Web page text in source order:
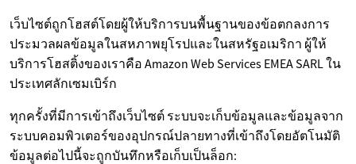
เว็บไซต์ถูกโฮสต์โดยผู้ให้บริการบนพื้นฐานของข้อตกลงการ
ประมวลผลข้อมูลในสหภาพยุโรปและในสหรัฐอเมริกา ผู้ให้
บริการโฮสติ้งของเราคือ Amazon Web Services EMEA SARL ใน
ประเทศลักเซมเบิร์ก
ทุกครั้งที่มีการเข้าถึงเว็บไซต์ ระบบจะเก็บข้อมูลและข้อมูลจาก
ระบบคอมพิวเตอร์ของอุปกรณ์ปลายทางที่เข้าถึงโดยอัตโนมัติ
ข้อมูลต่อไปนี้จะถูกบันทึกหรือเก็บเป็นล็อก: